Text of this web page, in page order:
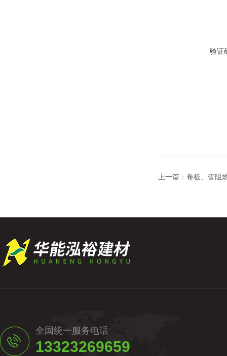
验证
上一篇： 卷板、管阻
全国统一服务电话
13323269659